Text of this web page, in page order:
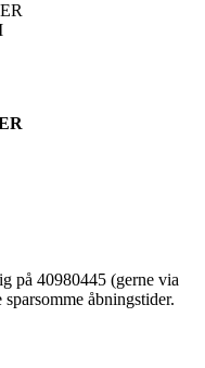
på 40980445 (gerne via
åbningstider.